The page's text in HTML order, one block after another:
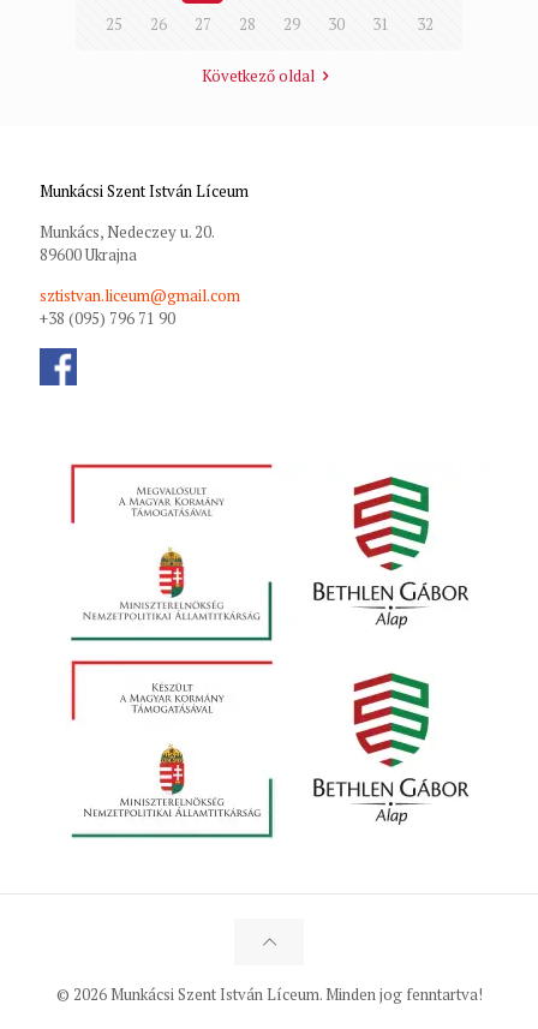
25
26 27 28 29 30 31 32
Következő oldal
Munkácsi Szent István Líceum
Munkács, Nedeczey u. 20.
89600 Ukrajna
sztistvan.liceum@gmail.com
+38 (095) 796 71 90
© 2026 Munkácsi Szent István Líceum. Minden jog fenntartva!